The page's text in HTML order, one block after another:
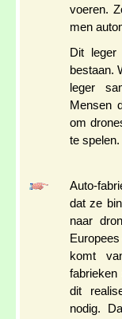
voeren.
men
Dit leger
bestaan.
leger
Mensen
om
te spelen.
Auto-
dat ze
naar
komt
dit
nodig.